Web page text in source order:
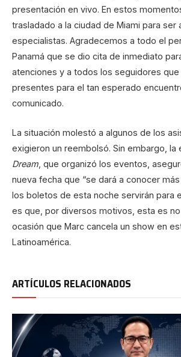
presentación en vivo. En estos
trasladado a la ciudad de Miami para ser
especialistas. Agradecemos a todo el
Panamá que se dio cita de inmediato
atenciones y a todos los seguidores
presentes para el tan esperado
comunicado.
La situación molestó a algunos de los
exigieron un reembolsó. Sin embargo, la
Dream , que organizó los eventos,
nueva fecha que “se dará a conocer
los boletos de esta noche servirán para
es que, por diversos motivos, esta es
ocasión que Marc cancela un show en
Latinoamérica.
ARTÍCULOS RELACIONADOS